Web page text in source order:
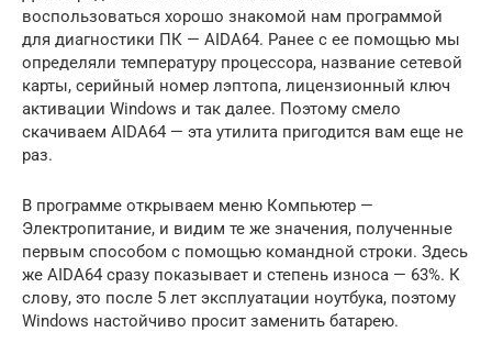
воспользоваться хорошо знакомой нам программой
для диагностики ПК — AIDA64. Ранее с ее помощью мы
определяли температуру процессора, название сетевой
карты, серийный номер лэптопа, лицензионный ключ
активации Windows и так далее. Поэтому смело
скачиваем AIDA64 — эта утилита пригодится вам еще не
раз.
В программе открываем меню Компьютер —
Электропитание, и видим те же значения, полученные
первым способом с помощью командной строки. Здесь
же AIDA64 сразу показывает и степень износа — 63%. К
слову, это после 5 лет эксплуатации ноутбука, поэтому
Windows настойчиво просит заменить батарею.